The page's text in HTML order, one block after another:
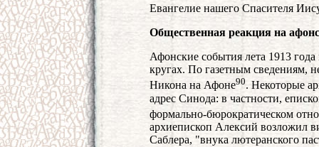
Евангелие нашего Спасителя
Общественная реакция на
Афонские события лета 1913
кругах. По газетным сведениям,
Никона на Афоне90. Некоторые
адрес Синода: в частности,
формально-бюрократическом
архиепископ Алексий возложил
Саблера, "внука лютеранского